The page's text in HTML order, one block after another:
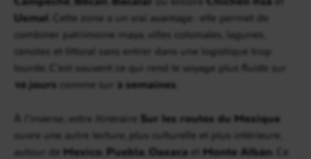
Uxmal . Cette zone a un vrai avantage : elle permet de
combiner patrimoine maya, villes coloniales, lagunes,
cenotes et littoral sans entrer dans une logistique trop
lourde. C’est souvent ce qui rend le voyage plus fluide sur
10 jours comme sur 2 semaines
À l’inverse, votre itinéraire Sur les routes du Mexique
ouvre une autre lecture, plus culturelle et plus intérieure,
autour de Mexico Puebla Oaxaca et Monte Albán . Ce